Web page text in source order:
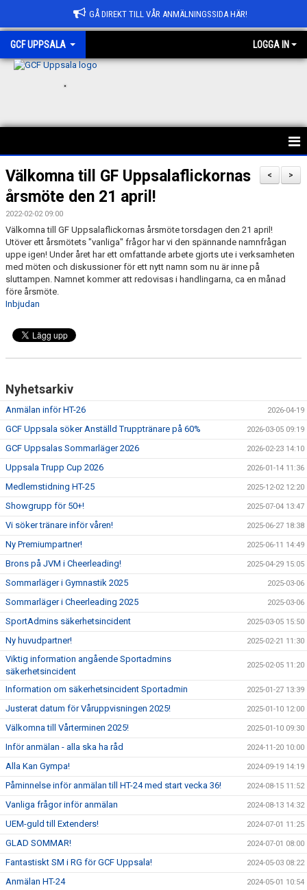
GÅ DIREKT TILL VÅR ANMÄLNINGSSIDA HÄR!
GCF UPPSALA LOGGA IN
.
HEM
ANMÄLAN
OM GCF UPPSALA
FÖRENINGSKOLLEKTION
BÖRJA HOS OSS
TRYGG IDROTT
>
<
Välkomna till GF Uppsalaflickornas
årsmöte den 21 april!
2022-02-02 09:00
Välkomna till GF Uppsalaflickornas årsmöte torsdagen den 21 april!
Utöver ett årsmötets "vanliga" frågor har vi den spännande namnfrågan
uppe igen! Under året har ett omfattande arbete gjorts ute i verksamheten
med möten och diskussioner för ett nytt namn som nu är inne på
sluttampen. Namnet kommer att redovisas i handlingarna, ca en månad
före årsmöte.
Inbjudan
Nyhetsarkiv
Anmälan inför HT-26 2026-04-19
GCF Uppsala söker Anställd Trupptränare på 60% 2026-03-05 09:19
GCF Uppsalas Sommarläger 2026 2026-02-23 14:10
Uppsala Trupp Cup 2026 2026-01-14 11:36
Medlemstidning HT-25 2025-12-02 12:20
Showgrupp för 50+! 2025-07-04 13:47
Vi söker tränare inför våren! 2025-06-27 18:38
Ny Premiumpartner! 2025-06-11 14:49
Brons på JVM i Cheerleading! 2025-04-29 15:05
Sommarläger i Gymnastik 2025 2025-03-06
Sommarläger i Cheerleading 2025 2025-03-06
SportAdmins säkerhetsincident 2025-03-05 15:50
Ny huvudpartner! 2025-02-21 11:30
Viktig information angående Sportadmins
säkerhetsincident
2025-02-05 11:20
Information om säkerhetsincident Sportadmin 2025-01-27 13:39
Justerat datum för Våruppvisningen 2025! 2025-01-10 12:00
Välkomna till Vårterminen 2025! 2025-01-10 09:30
Inför anmälan - alla ska ha råd 2024-11-20 10:00
Alla Kan Gympa! 2024-09-19 14:19
Påminnelse inför anmälan till HT-24 med start vecka 36! 2024-08-15 11:52
Vanliga frågor inför anmälan 2024-08-13 14:32
UEM-guld till Extenders! 2024-07-01 11:25
GLAD SOMMAR! 2024-07-01 08:00
Fantastiskt SM i RG för GCF Uppsala! 2024-05-03 08:22
Anmälan HT-24 2024-05-01 10:54